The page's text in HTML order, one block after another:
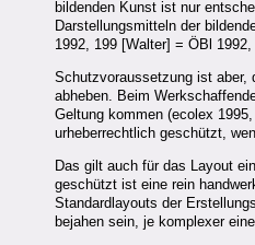
bildenden Kunst ist nur
Darstellungsmitteln der
1992, 199 [Walter] = ÖBl
Schutzvoraussetzung ist aber,
abheben. Beim
Geltung kommen (ecolex
urheberrechtlich geschützt,
Das gilt auch für das Layout
geschützt ist eine rein
Standardlayouts der
bejahen sein, je komplexer